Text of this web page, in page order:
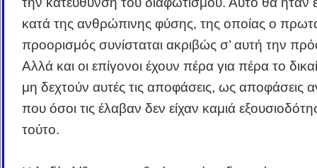
κατά της ανθρώπινης φύσης, της οποίας ο
προορισμός συνίσταται ακριβώς σ’ αυτή την
Αλλά και οι επίγονοι έχουν πέρα για πέρα το
μη δεχτούν αυτές τις αποφάσεις, ως αποφάσεις
που όσοι τις έλαβαν δεν είχαν καμιά
τούτο.